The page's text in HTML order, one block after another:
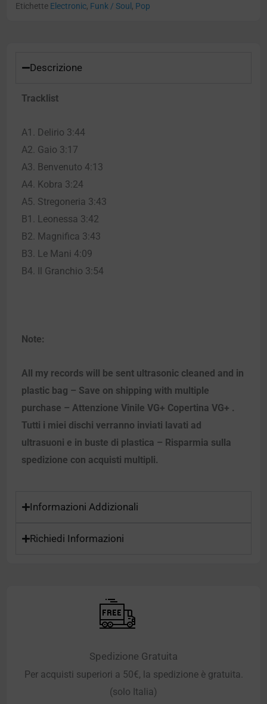
Etichette Electronic, Funk / Soul , Pop
Descrizione
Tracklist
A1. Delirio 3:44
A2. Gaio 3:17
A3. Benvenuto 4:13
A4. Kobra 3:24
A5. Stregoneria 3:43
B1. Leonessa 3:42
B2. Magnifica 3:43
B3. Le Mani 4:09
B4. Il Granchio 3:54
Note:
All my records will be sent ultrasonic cleaned and in
plastic bag – Save on shipping with multiple
purchase – Attenzione Vinile VG+ Copertina VG+ .
Tutti i miei dischi verranno inviati lavati ad
ultrasuoni e in buste di plastica – Risparmia sulla
spedizione con acquisti multipli.
Informazioni Addizionali
Richiedi Informazioni
Spedizione Gratuita
Per acquisti superiori a 50€, la spedizione è gratuita.
(solo Italia)